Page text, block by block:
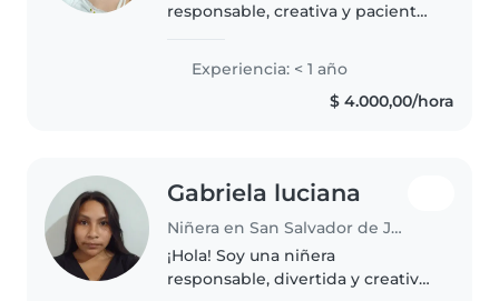
responsable, creativa y paciente
Aunque no tengo experiencia
formal, estoy estudiando
actualmente y tengo habilidades
Experiencia: < 1 año
$ 4.000,00/hora
Gabriela luciana
Niñera en San Salvador de Jujuy
¡Hola! Soy una niñera
responsable, divertida y creativa,